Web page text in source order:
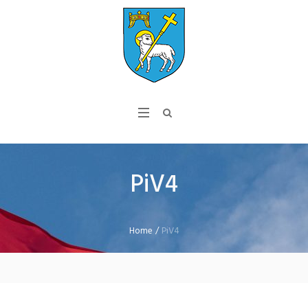
PiV4
Home /PiV4